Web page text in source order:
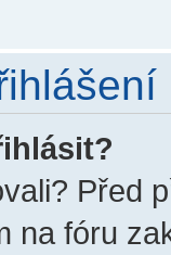
Před
na fóru